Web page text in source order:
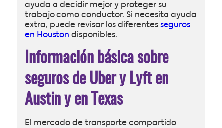
ayuda a decidir mejor y proteger su
trabajo como conductor. Si necesita ayuda
extra, puede revisar los diferentes seguros
en Houston disponibles.
Información básica sobre
seguros de Uber y Lyft en
Austin y en Texas
El mercado de transporte compartido